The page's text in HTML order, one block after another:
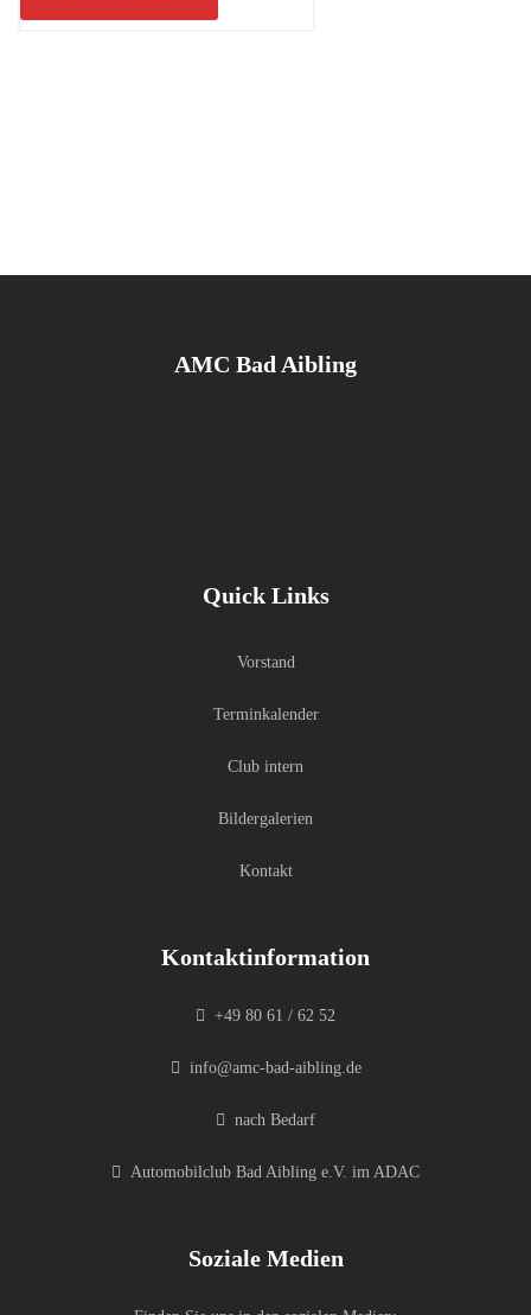
AMC Bad Aibling
Quick Links
Vorstand
Terminkalender
Club intern
Bildergalerien
Kontakt
Kontaktinformation
+49 80 61 / 62 52
info@amc-bad-aibling.de
nach Bedarf
Automobilclub Bad Aibling e.V. im ADAC
Soziale Medien